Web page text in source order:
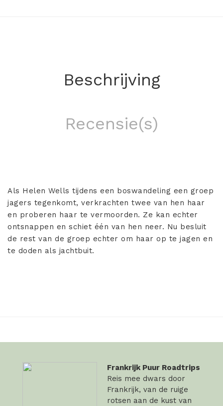
Beschrijving
Recensie(s)
Als Helen Wells tijdens een boswandeling een groep
jagers tegenkomt, verkrachten twee van hen haar
en proberen haar te vermoorden. Ze kan echter
ontsnappen en schiet één van hen neer. Nu besluit
de rest van de groep echter om haar op te jagen en
te doden als jachtbuit.
Frankrijk Puur Roadtrips
Reis mee dwars door
Frankrijk, van de ruige
rotsen aan de kust van